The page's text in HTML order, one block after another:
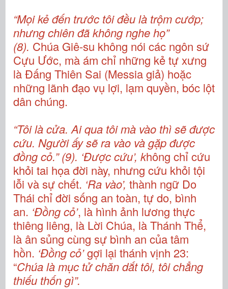
“Mọi kẻ đến trước tôi đều là trộm cướp;
nhưng chiên đã không nghe họ”
(8). Chúa Giê-su không nói các ngôn sứ
Cựu Ước, mà ám chỉ những kẻ tự xưng
là Đấng Thiên Sai (Messia giả) hoặc
những lãnh đạo vụ lợi, lạm quyền, bóc lột
dân chúng.
“Tôi là cửa. Ai qua tôi mà vào thì sẽ được
cứu. Người ấy sẽ ra vào và gặp được
đồng cỏ.” (9). ‘Được cứu’, không chỉ cứu
khỏi tai họa đời này, nhưng cứu khỏi tội
lỗi và sự chết. ‘Ra vào’, thành ngữ Do
Thái chỉ đời sống an toàn, tự do, bình
an. ‘Đồng cỏ’, là hình ảnh lương thực
thiêng liêng, là Lời Chúa, là Thánh Thể,
là ân sủng cùng sự bình an của tâm
hồn. ‘Đồng cỏ’gợi lại thánh vịnh 23:
“Chúa là mục tử chăn dắt tôi, tôi chẳng
thiếu thốn gì”.